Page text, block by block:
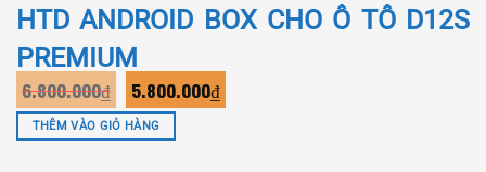
HTD ANDROID BOX CHO Ô TÔ D12S
PREMIUM
6.800.000₫ 5.800.000₫
THÊM VÀO GIỎ HÀNG